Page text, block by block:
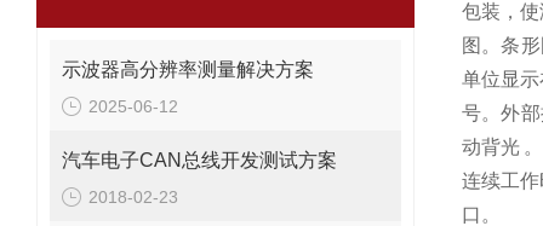
示波器高分辨率测量解决方案
2025-06-12
汽车电子CAN总线开发测试方案
2018-02-23
包装，
图。条
单位显
号。外
动背光
连续工
口。